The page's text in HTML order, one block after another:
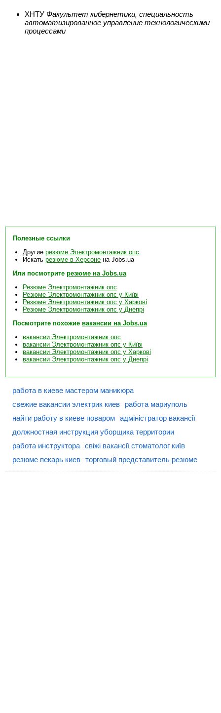
ХНТУ Факультет кибернетики, специальность
автоматизированное управление технологическими
процессами
Полезные ссылки
Другие резюме Электромонтажник опс
Искать резюме в Херсоне на Jobs.ua
Или посмотрите резюме на Jobs.ua
Резюме Электромонтажник опс
Резюме Электромонтажник опс у Київі
Резюме Электромонтажник опс у Харкові
Резюме Электромонтажник опс у Днепрі
Посмотрите похожие вакансии на Jobs.ua
вакансии Электромонтажник опс
вакансии Электромонтажник опс у Київі
вакансии Электромонтажник опс у Харкові
вакансии Электромонтажник опс у Днепрі
работа в киеве мастером маникюра
свежие вакансии электрик киев
работа мариуполь
найти работу в киеве поваром адміністратор вакансії
должностная инструкция уборщика территории
работа инструктора свіжі вакансії стоматолог київ
резюме пекарь киев торговый представитель резюме